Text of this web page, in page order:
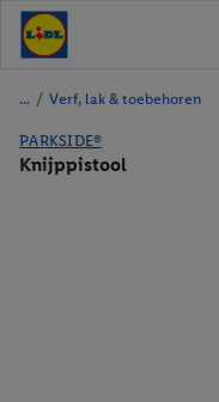
/ Verf, lak & toebehoren
PARKSIDE®
Knijppistool